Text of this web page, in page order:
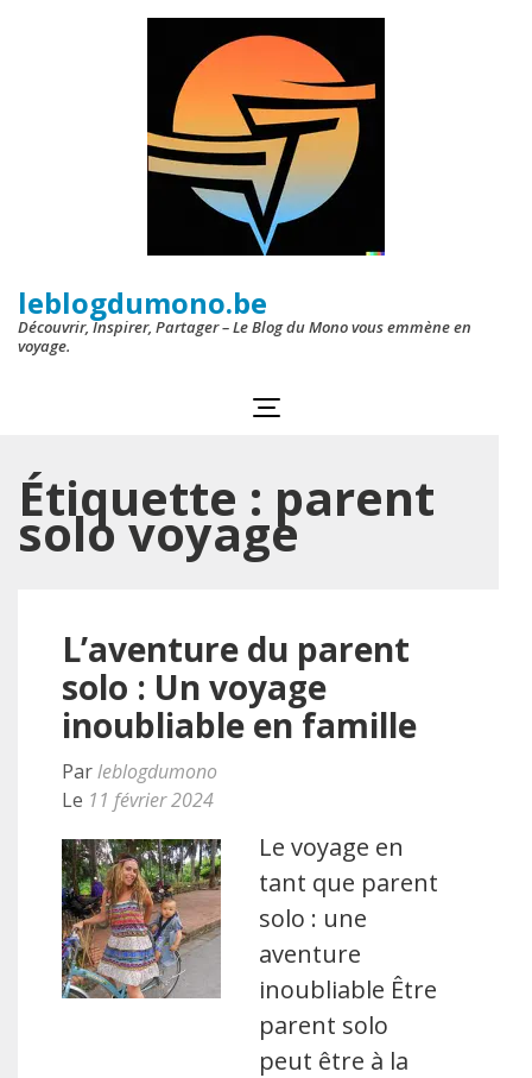
leblogdumono.be
Découvrir, Inspirer, Partager – Le Blog du Mono vous emmène en
voyage.
Étiquette : parent
solo voyage
L’aventure du parent
solo : Un voyage
inoubliable en famille
Parleblogdumono
Le 11 février 2024
Le voyage en
tant que parent
solo : une
aventure
inoubliable Être
parent solo
peut être à la